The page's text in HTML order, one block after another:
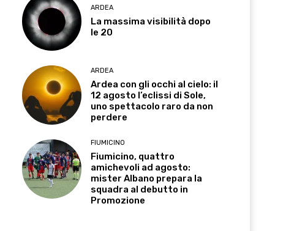
ARDEA
La massima visibilità dopo
le 20
ARDEA
Ardea con gli occhi al cielo: il
12 agosto l’eclissi di Sole,
uno spettacolo raro da non
perdere
FIUMICINO
Fiumicino, quattro
amichevoli ad agosto:
mister Albano prepara la
squadra al debutto in
Promozione